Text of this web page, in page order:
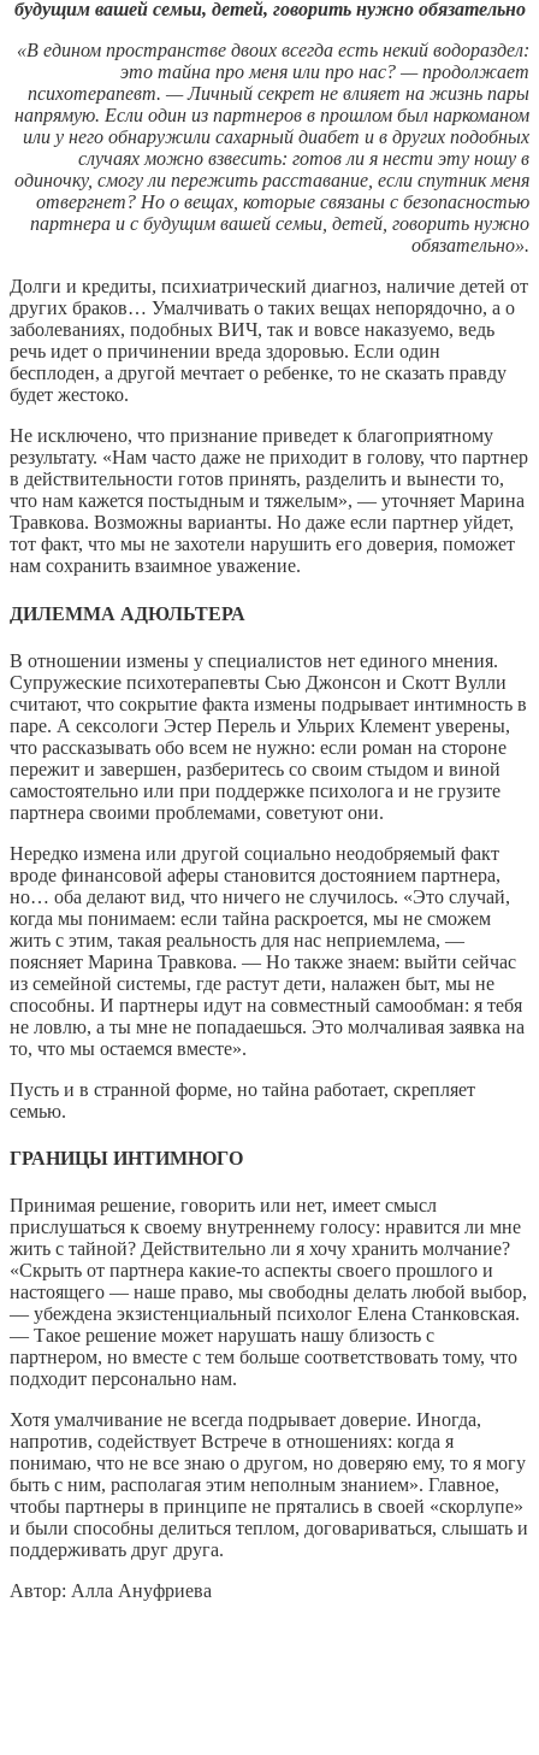
будущим вашей семьи, детей, говорить нужно обязательно
«В едином пространстве двоих всегда есть некий водораздел:
это тайна про меня или про нас? — продолжает
психотерапевт. — Личный секрет не влияет на жизнь пары
напрямую. Если один из партнеров в прошлом был наркоманом
или у него обнаружили сахарный диа­бет и в других подобных
случаях можно взвесить: готов ли я нести эту ношу в
одиночку, смогу ли пережить расставание, если спутник меня
отвергнет? Но о вещах, которые связаны с безопасностью
партнера и с будущим вашей семьи, детей, говорить нужно
обязательно».
Долги и кредиты, психиатрический диагноз, наличие детей от
других браков… Умалчивать о таких вещах непорядочно, а о
заболеваниях, подобных ВИЧ, так и вовсе наказуемо, ведь
речь идет о причинении вреда здоровью. Если один
бесплоден, а другой мечтает о ребенке, то не сказать правду
будет жестоко.
Не исключено, что признание приведет к благоприятному
результату. «Нам часто даже не приходит в голову, что партнер
в действительности готов принять, разделить и вынести то,
что нам кажется постыдным и тяжелым», — уточняет Марина
Травкова. Возможны варианты. Но даже если партнер уйдет,
тот факт, что мы не захотели нарушить его доверия, поможет
нам сохранить взаимное уважение.
ДИЛЕММА АДЮЛЬТЕРА
В отношении измены у специалистов нет единого мнения.
Супружеские психотерапевты Сью Джонсон и Скотт Вулли
считают, что сокрытие факта измены подрывает интимность в
паре. А сексологи Эстер Перель и Ульрих Клемент уверены,
что рассказывать обо всем не нужно: если роман на стороне
пережит и завершен, разберитесь со своим стыдом и виной
самостоятельно или при поддержке психолога и не грузите
партнера своими проблемами, советуют они.
Нередко измена или другой социально неодобряемый факт
вроде финансовой аферы становится достоянием партнера,
но… оба делают вид, что ничего не случилось. «Это случай,
когда мы понимаем: если тайна раскроется, мы не сможем
жить с этим, такая реальность для нас неприемлема, —
поясняет Марина Травкова. — Но также знаем: выйти сейчас
из семейной системы, где растут дети, налажен быт, мы не
способны. И партнеры идут на совместный самообман: я тебя
не ловлю, а ты мне не попадаешься. Это молчаливая заявка на
то, что мы остаемся вместе».
Пусть и в странной форме, но тайна работает, скрепляет
семью.
ГРАНИЦЫ ИНТИМНОГО
Принимая решение, говорить или нет, имеет смысл
прислушаться к своему внутреннему голосу: нравится ли мне
жить с тайной? Действительно ли я хочу хранить молчание?
«Скрыть от партнера какие-то аспекты своего прошлого и
настоящего — наше право, мы свободны делать любой выбор,
— убеждена экзистенциальный психолог Елена Станковская.
— Такое решение может нарушать нашу близость с
партнером, но вместе с тем больше соответствовать тому, что
подходит персонально нам.
Хотя умалчивание не всегда подрывает доверие. Иногда,
напротив, содействует Встрече в отношениях: когда я
понимаю, что не все знаю о другом, но доверяю ему, то я могу
быть с ним, располагая этим неполным знанием». Главное,
чтобы партнеры в принципе не прятались в своей «скорлупе»
и были способны делиться теплом, договариваться, слышать и
поддерживать друг друга.
Автор: Алла Ануфриева